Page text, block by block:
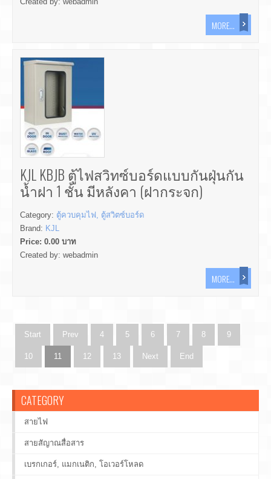
MORE...
KJL KBJB ตู้ไฟสวิทซ์บอร์ดแบบกันฝุ่นกัน
น้ำฝา 1 ชั้น มีหลังคา (ฝากระจก)
Category: ตู้ควบคุมไฟ, ตู้สวิตซ์บอร์ด
Brand: KJL
Price: 0.00 บาท
Created by: webadmin
MORE...
Start Prev 4 5 6 7 8 9
10 11 12 13 Next End
CATEGORY
สายไฟ
สายสัญาณสื่อสาร
เบรกเกอร์, แมกเนติก, โอเวอร์โหลด